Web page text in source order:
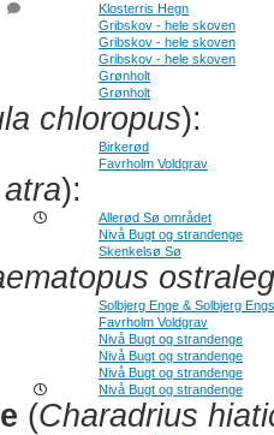
Klosterris Hegn
Gribskov - hele skoven
Gribskov - hele skoven
Gribskov - hele skoven
Grønholt
Grønholt
chloropus):
Birkerød
Favrholm Voldgrav
):
Allerød Sø området
Nivå Bugt og strandenge
Skenkelsø Sø
Solbjerg Enge & Solbjerg
Favrholm Voldgrav
Nivå Bugt og strandenge
Nivå Bugt og strandenge
Nivå Bugt og strandenge
Nivå Bugt og strandenge
(Charadrius